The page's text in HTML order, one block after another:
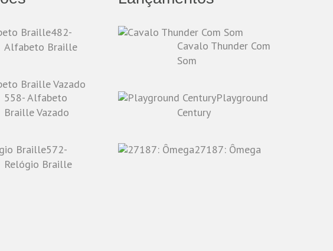
482-
Alfabeto Braille
558- Alfabeto
Braille Vazado
572-
Relógio Braille
Cavalo Thunder Com
Som
Playground
Century
27187: Ômega